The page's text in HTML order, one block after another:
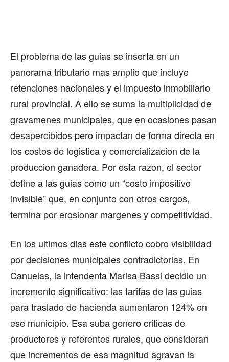
El problema de las guias se inserta en un
panorama tributario mas amplio que incluye
retenciones nacionales y el impuesto inmobiliario
rural provincial. A ello se suma la multiplicidad de
gravamenes municipales, que en ocasiones pasan
desapercibidos pero impactan de forma directa en
los costos de logistica y comercializacion de la
produccion ganadera. Por esta razon, el sector
define a las guias como un “costo impositivo
invisible” que, en conjunto con otros cargos,
termina por erosionar margenes y competitividad.
En los ultimos dias este conflicto cobro visibilidad
por decisiones municipales contradictorias. En
Canuelas, la intendenta Marisa Bassi decidio un
incremento significativo: las tarifas de las guias
para traslado de hacienda aumentaron 124% en
ese municipio. Esa suba genero criticas de
productores y referentes rurales, que consideran
que incrementos de esa magnitud agravan la